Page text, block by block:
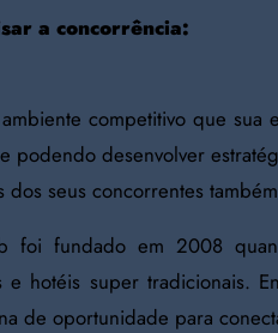
a concorrência:
competitivo que
podendo desenvolver
dos seus concorrentes
foi fundado em 2008
e hotéis super tradicionais.
de oportunidade para